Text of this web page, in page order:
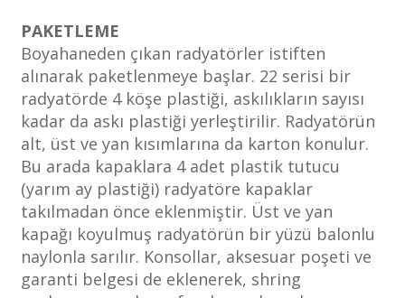
PAKETLEME
Boyahaneden çıkan radyatörler istiften
alınarak paketlenmeye başlar. 22 serisi bir
radyatörde 4 köşe plastiği, askılıkların sayısı
kadar da askı plastiği yerleştirilir. Radyatörün
alt, üst ve yan kısımlarına da karton konulur.
Bu arada kapaklara 4 adet plastik tutucu
(yarım ay plastiği) radyatöre kapaklar
takılmadan önce eklenmiştir. Üst ve yan
kapağı koyulmuş radyatörün bir yüzü balonlu
naylonla sarılır. Konsollar, aksesuar poşeti ve
garanti belgesi de eklenerek, shring